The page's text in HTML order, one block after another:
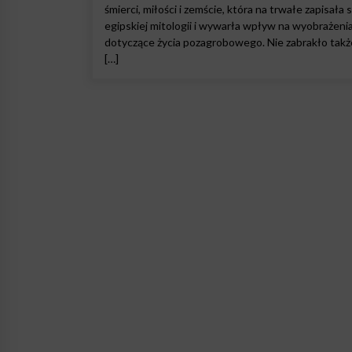
śmierci, miłości i zemście, która na trwałe zapisała
egipskiej mitologii i wywarła wpływ na wyobrażenia
dotyczące życia pozagrobowego. Nie zabrakło
[…]